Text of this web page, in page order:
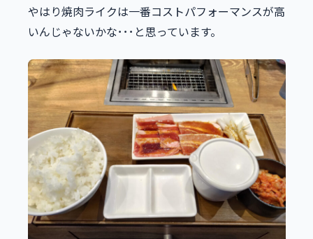
やはり焼肉ライクは一番コストパフォーマンスが高
いんじゃないかな･･･と思っています。